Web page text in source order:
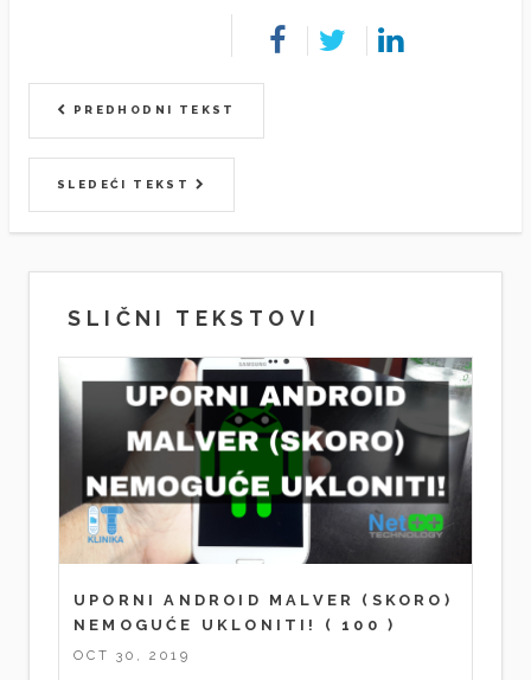
PREDHODNI TEKST
SLEDEĆI TEKST
SLIČNI TEKSTOVI
UPORNI ANDROID MALVER (SKORO)
NEMOGUĆE UKLONITI!
( 100 )
OCT 30, 2019